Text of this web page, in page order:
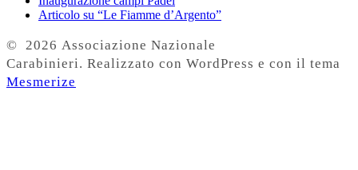
Articolo su “Le Fiamme d’Argento”
© 2026 Associazione Nazionale
Carabinieri. Realizzato con WordPress e con il tema
Mesmerize